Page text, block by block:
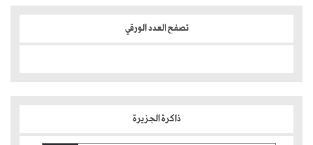
تصفح العدد الورقي
ذاكرة الجزيرة